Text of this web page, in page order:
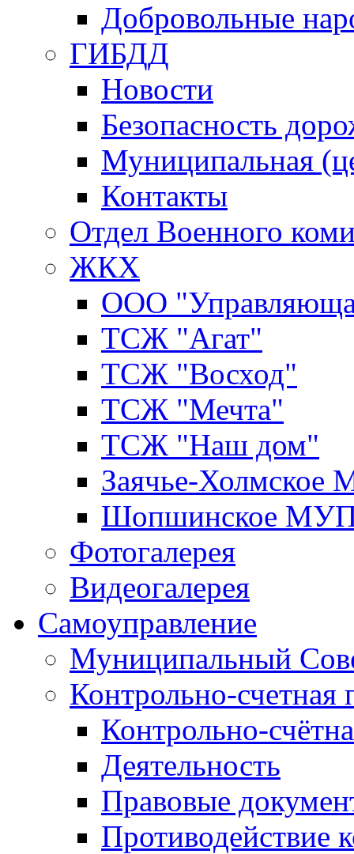
Добровольные
ГИБДД
Новости
Безопасность
Муниципальная
Контакты
Отдел Военного
ЖКХ
ООО
ТСЖ "Агат"
ТСЖ "Восход"
ТСЖ "Мечта"
ТСЖ "Наш дом"
Заячье-
Шопшинское
Фотогалерея
Видеогалерея
Самоуправление
Муниципальный
Контрольно-счетная
Контрольно-
Деятельность
Правовые
Противодействие